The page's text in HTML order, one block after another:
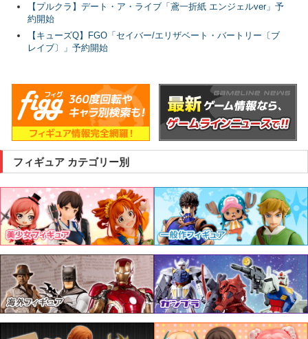
【プルクラ】デート・ア・ライブ「鳶一折紙 エンジェルver」予
約開始
【キューズQ】FGO「セイバー/エリザベート・バートリー〔ブ
レイブ〕」予約開始
フィギュア カテゴリー別